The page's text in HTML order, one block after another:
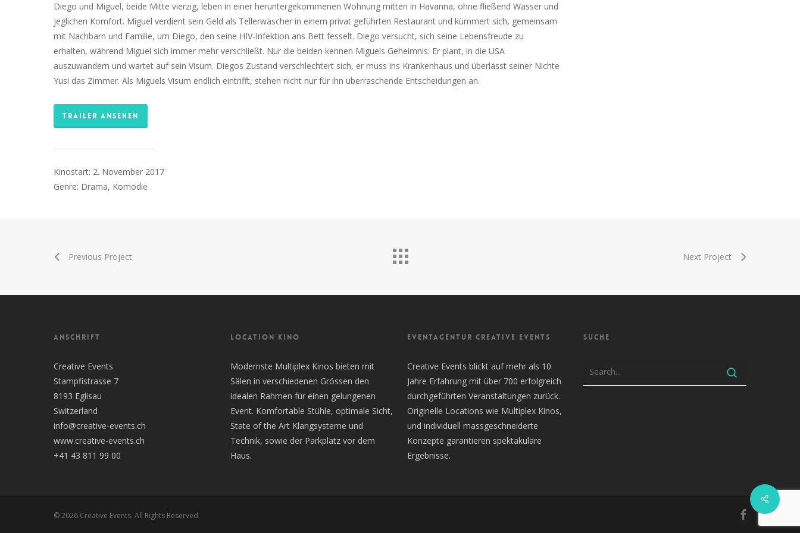
Diego und Miguel, beide Mitte vierzig, leben in einer heruntergekommenen Wohnung mitten in Havanna, ohne fließend Wasser und
jeglichen Komfort. Miguel verdient sein Geld als Tellerwäscher in einem privat geführten Restaurant und kümmert sich, gemeinsam
mit Nachbarn und Familie, um Diego, den seine HIV-Infektion ans Bett fesselt. Diego versucht, sich seine Lebensfreude zu
erhalten, während Miguel sich immer mehr verschließt. Nur die beiden kennen Miguels Geheimnis: Er plant, in die USA
auszuwandern und wartet auf sein Visum. Diegos Zustand verschlechtert sich, er muss ins Krankenhaus und überlässt seiner Nichte
Yusi das Zimmer. Als Miguels Visum endlich eintrifft, stehen nicht nur für ihn überraschende Entscheidungen an.
TRAILER ANSEHEN
Kinostart: 2. November 2017
Genre: Drama, Komödie
Previous Project Next Project
ANSCHRIFT
Creative Events
Stampfistrasse 7
8193 Eglisau
Switzerland
info@creative-events.ch
www.creative-events.ch
+41 43 811 99 00
LOCATION KINO
Modernste Multiplex Kinos bieten mit
Sälen in verschiedenen Grössen den
idealen Rahmen für einen gelungenen
Event. Komfortable Stühle, optimale Sicht,
State of the Art Klangsysteme und
Technik, sowie der Parkplatz vor dem
Haus.
EVENTAGENTUR CREATIVE EVENTS
Creative Events blickt auf mehr als 10
Jahre Erfahrung mit über 700 erfolgreich
durchgeführten Veranstaltungen zurück.
Originelle Locations wie Multiplex Kinos,
und individuell massgeschneiderte
Konzepte garantieren spektakuläre
Ergebnisse.
SUCHE
© 2026 Creative Events. All Rights Reserved. facebook